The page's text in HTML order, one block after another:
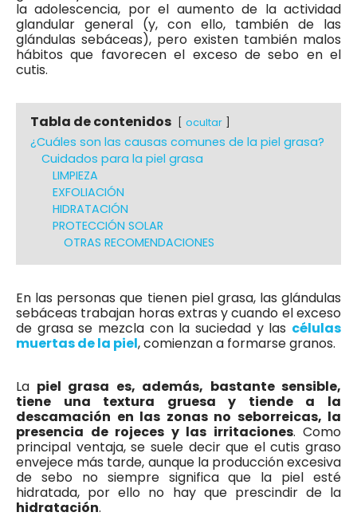
la adolescencia, por el aumento de la actividad
glandular general (y, con ello, también de las
glándulas sebáceas), pero existen también malos
hábitos que favorecen el exceso de sebo en el
cutis.
Tabla de contenidos ocultar
¿Cuáles son las causas comunes de la piel grasa?
Cuidados para la piel grasa
LIMPIEZA
EXFOLIACIÓN
HIDRATACIÓN
PROTECCIÓN SOLAR
OTRAS RECOMENDACIONES
En las personas que tienen piel grasa, las glándulas
sebáceas trabajan horas extras y cuando el exceso
de grasa se mezcla con la suciedad y las células
muertas de la piel, comienzan a formarse granos.
La piel grasa es, además, bastante sensible,
tiene una textura gruesa y tiende a la
descamación en las zonas no seborreicas, la
presencia de rojeces y las irritaciones. Como
principal ventaja, se suele decir que el cutis graso
envejece más tarde, aunque la producción excesiva
de sebo no siempre significa que la piel esté
hidratada, por ello no hay que prescindir de la
hidratación.